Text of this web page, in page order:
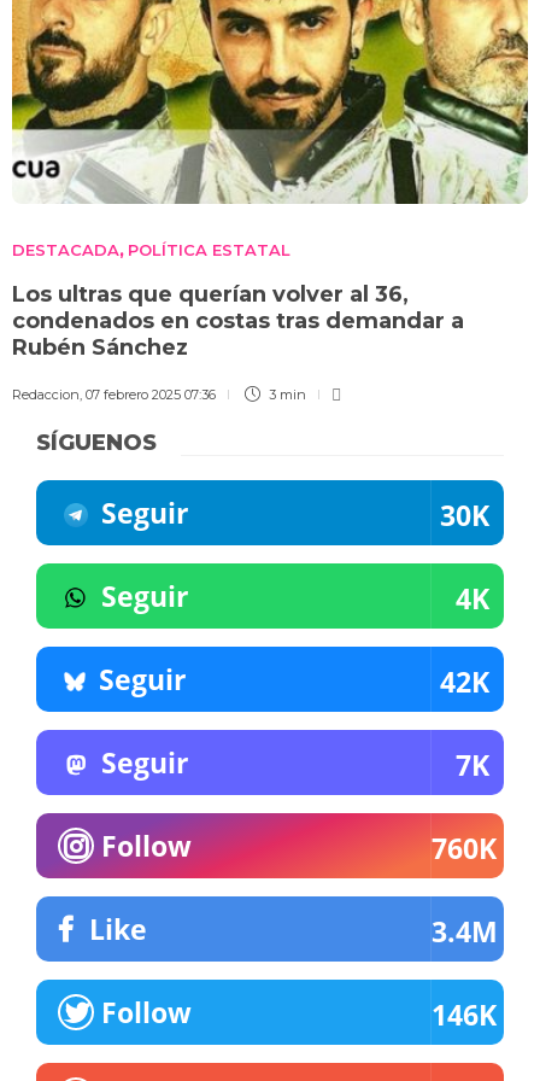
DESTACADA, POLÍTICA ESTATAL
Los ultras que querían volver al 36,
condenados en costas tras demandar a
Rubén Sánchez
Redaccion 07 febrero 2025 07:36 3 min
SÍGUENOS
Seguir 30K
Seguir 4K
Seguir 42K
Seguir 7K
Follow 760K
Like 3.4M
Follow 146K